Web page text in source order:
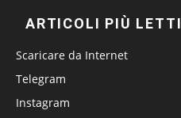
ARTICOLI PIÙ LETTI
Scaricare da Internet
Telegram
Instagram